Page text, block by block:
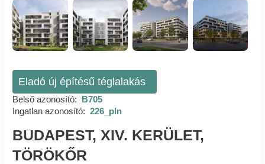
Eladó új építésű téglalakás
Belső azonosító: B705
Ingatlan azonosító: 226_pln
BUDAPEST, XIV. KERÜLET,
TÖRÖKŐR